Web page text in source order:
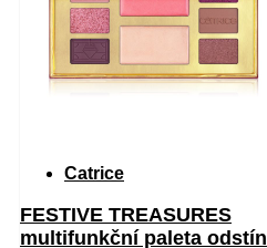
Catrice
FESTIVE TREASURES
multifunkční paleta odstín